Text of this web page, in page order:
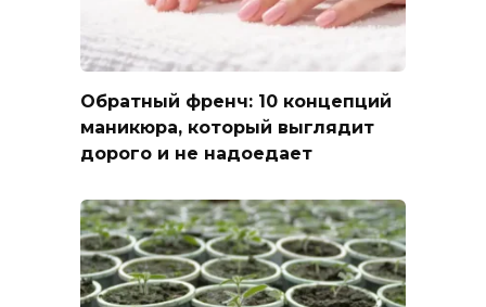
Обратный френч: 10 концепций
маникюра, который выглядит
дорого и не надоедает